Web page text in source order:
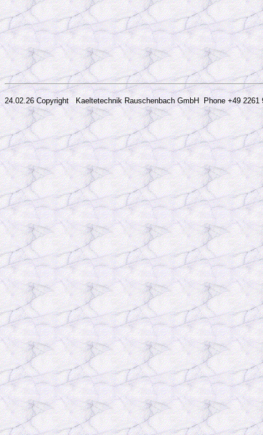
24.02.26 Copyright Kaeltetechnik Rauschenbach GmbHPhone +49 2261